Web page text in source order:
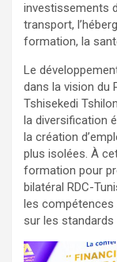
investissements
transport,
formation, la
Le
dans la vision du
Tshisekedi
la diversification
la création
plus isolées. À
formation pour
bilatéral RDC-
les
sur les standards